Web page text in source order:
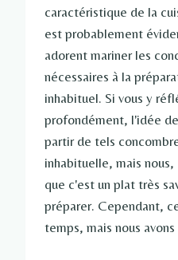
caractéristique de la
est probablement
adorent mariner les
nécessaires à la
inhabituel. Si vous y
profondément, l'idée
partir de tels
inhabituelle, mais nous,
que c'est un plat très
préparer. Cependant,
temps, mais nous